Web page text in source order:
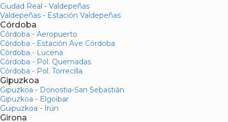
Ciudad Real - Valdepeñas
Valdepeñas - Estación Valdepeñas
Córdoba
Córdoba - Aeropuerto
Córdoba - Estación Ave Córdoba
Córdoba - Lucena
Córdoba - Pol. Quemadas
Córdoba - Pol. Torrecilla
Gipuzkoa
Gipuzkoa - Donostia-San Sebastián
Gipuzkoa - Elgoibar
Guipuzkoa - Irún
Girona